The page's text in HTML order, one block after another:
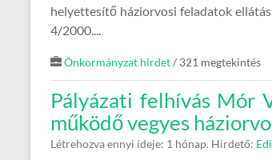
helyettesítő háziorvosi feladatok
4/2000....
Önkormányzat hirdet/ 321 megtekintés
Pályázati felhívás Mór
működő vegyes
Létrehozva ennyi ideje: 1 hónap. Hirdető: